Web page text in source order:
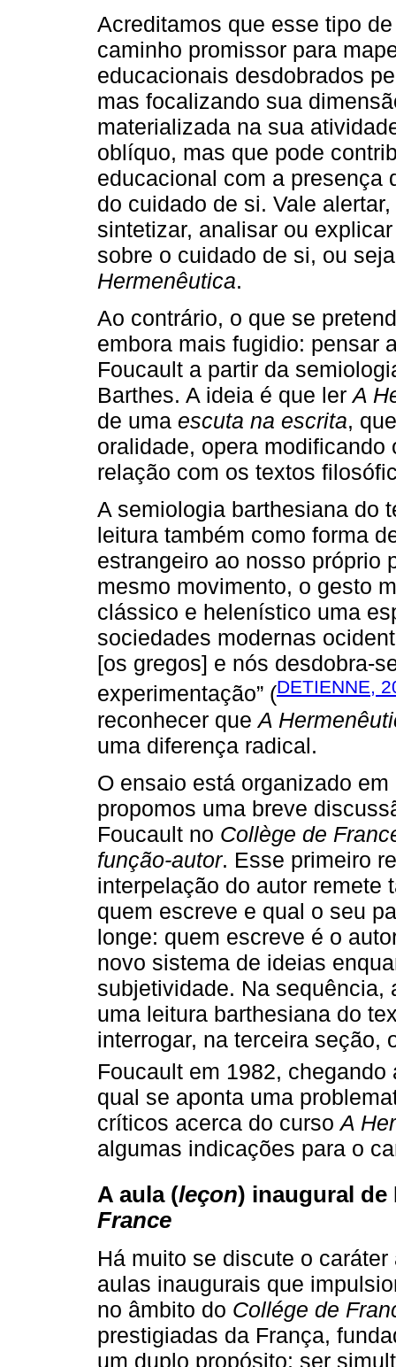
Acreditamos que esse tipo
caminho promissor para
educacionais desdobrados
mas focalizando sua
materializada na sua
oblíquo, mas que pode
educacional com a presença
do cuidado de si. Vale
sintetizar, analisar ou
sobre o cuidado de si, ou
Hermenêutica.
Ao contrário, o que se
embora mais fugidio: pensar
Foucault a partir da
Barthes. A ideia é que lerA
de uma escuta na escrita,
oralidade, opera
relação com os textos
A semiologia barthesiana do
leitura também como forma
estrangeiro ao nosso próprio
mesmo movimento, o gesto
clássico e helenístico uma
sociedades modernas
[os gregos] e nós desdobra-
experimentação” (DETIENNE,
reconhecer queA
uma diferença radical.
O ensaio está organizado
propomos uma breve
Foucault no Collège de
função-autor. Esse primeiro
interpelação do autor remete
quem escreve e qual o seu
longe: quem escreve é o
novo sistema de ideias
subjetividade. Na sequência,
uma leitura barthesiana do
interrogar, na terceira seção,
Foucault em 1982,
qual se aponta uma
críticos acerca do cursoA
algumas indicações para o
A aula (leçon) inaugural
France
Há muito se discute o
aulas inaugurais que
no âmbito do Collége de
prestigiadas da França,
um duplo propósito: ser